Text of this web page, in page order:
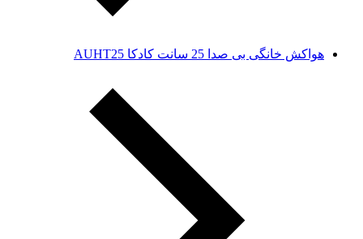
هواکش خانگی بی صدا 25 سانت کادکا AUHT25